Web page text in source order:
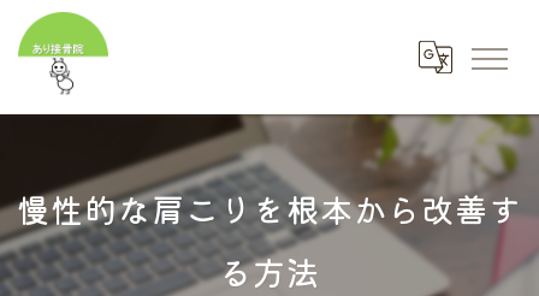
慢性的な肩こりを根本から改善す
る方法